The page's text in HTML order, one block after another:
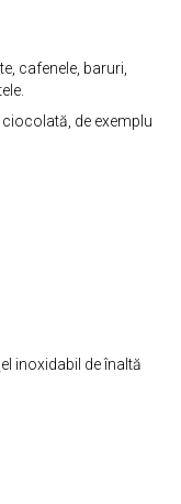
cafenele, baruri,
de exemplu
inoxidabil de înaltă